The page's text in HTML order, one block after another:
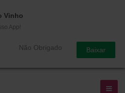
Vinho
App!
Não Obrigado Baixar